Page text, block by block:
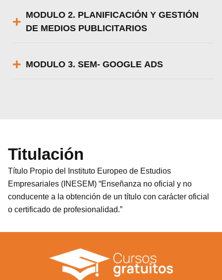
MODULO 2. PLANIFICACIÓN Y GESTIÓN
DE MEDIOS PUBLICITARIOS
MODULO 3. SEM- GOOGLE ADS
Titulación
Título Propio del Instituto Europeo de Estudios
Empresariales (INESEM) “Enseñanza no oficial y no
conducente a la obtención de un título con carácter oficial
o certificado de profesionalidad.”